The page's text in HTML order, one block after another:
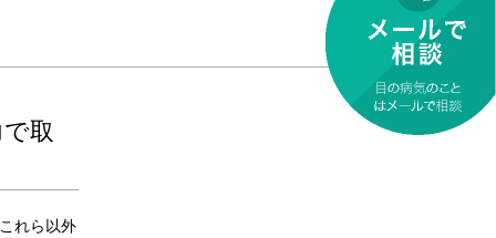
取
れら以外